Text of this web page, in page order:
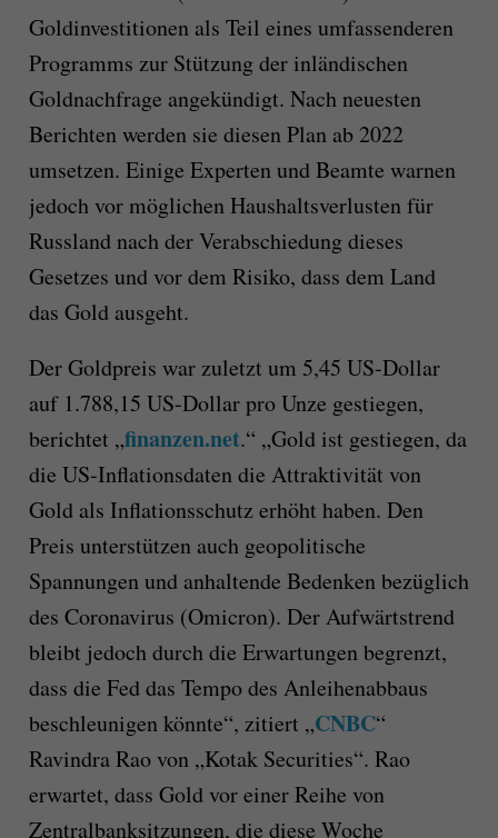
Goldinvestitionen als Teil eines umfassenderen
Programms zur Stützung der inländischen
Goldnachfrage angekündigt. Nach neuesten
Berichten werden sie diesen Plan ab 2022
umsetzen. Einige Experten und Beamte warnen
jedoch vor möglichen Haushaltsverlusten für
Russland nach der Verabschiedung dieses
Gesetzes und vor dem Risiko, dass dem Land
das Gold ausgeht.
Der Goldpreis war zuletzt um 5,45 US-Dollar
auf 1.788,15 US-Dollar pro Unze gestiegen,
berichtet „finanzen.net.“ „Gold ist gestiegen, da
die US-Inflationsdaten die Attraktivität von
Gold als Inflationsschutz erhöht haben. Den
Preis unterstützen auch geopolitische
Spannungen und anhaltende Bedenken bezüglich
des Coronavirus (Omicron). Der Aufwärtstrend
bleibt jedoch durch die Erwartungen begrenzt,
dass die Fed das Tempo des Anleihenabbaus
beschleunigen könnte“, zitiert „CNBC“
Ravindra Rao von „Kotak Securities“. Rao
erwartet, dass Gold vor einer Reihe von
Zentralbanksitzungen, die diese Woche